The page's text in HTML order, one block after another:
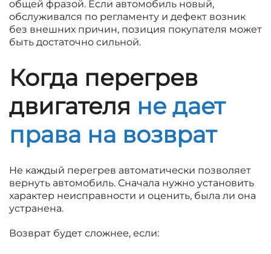
общей фразой. Если автомобиль новый,
обслуживался по регламенту и дефект возник
без внешних причин, позиция покупателя может
быть достаточно сильной.
Когда перегрев
двигателя не дает
права на возврат
Не каждый перегрев автоматически позволяет
вернуть автомобиль. Сначала нужно установить
характер неисправности и оценить, была ли она
устранена.
Возврат будет сложнее, если: